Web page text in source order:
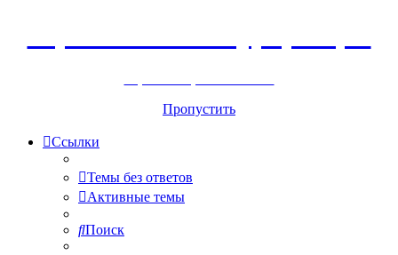
Пропустить
Ссылки
Темы без ответов
Активные темы
Поиск